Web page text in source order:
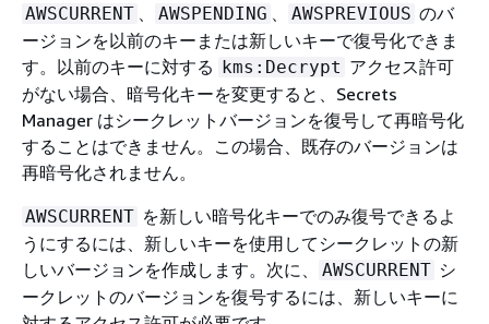
AWSCURRENT AWSPENDING AWSPREVIOUS のバ
ージョンを以前のキーまたは新しいキーで復号化できま
す。以前のキーに対する kms:Decrypt アクセス許可
がない場合、暗号化キーを変更すると、Secrets
Manager はシークレットバージョンを復号して再暗号化
することはできません。この場合、既存のバージョンは
再暗号化されません。
AWSCURRENT を新しい暗号化キーでのみ復号できるよ
うにするには、新しいキーを使用してシークレットの新
しいバージョンを作成します。次に、
AWSCURRENT シ
ークレットのバージョンを復号するには、新しいキーに